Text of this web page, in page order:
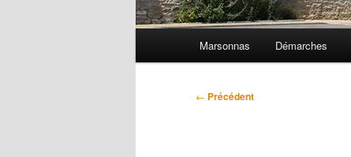
Marsonnas Démarches
Navigation
← Précédent